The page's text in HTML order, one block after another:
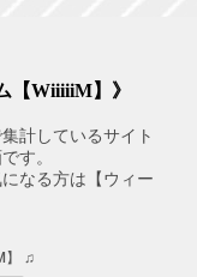
【WiiiiiM】》
計しているサイト
す。
なる方は【ウィー